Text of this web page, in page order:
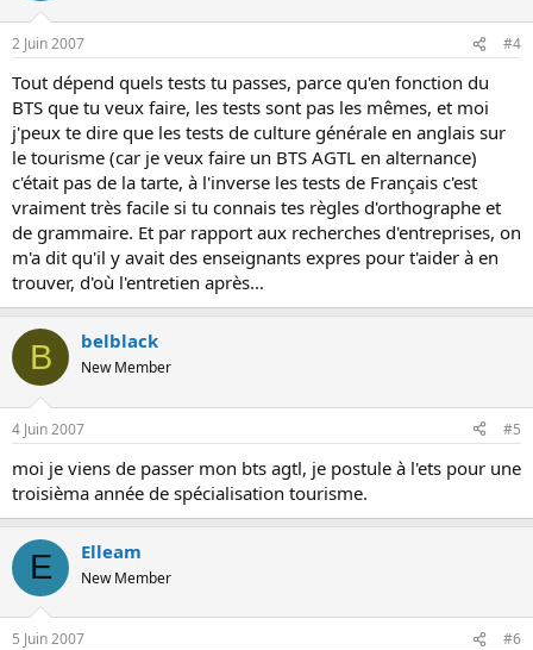
2 Juin 2007 #4
Tout dépend quels tests tu passes, parce qu'en fonction du
BTS que tu veux faire, les tests sont pas les mêmes, et moi
j'peux te dire que les tests de culture générale en anglais sur
le tourisme (car je veux faire un BTS AGTL en alternance)
c'était pas de la tarte, à l'inverse les tests de Français c'est
vraiment très facile si tu connais tes règles d'orthographe et
de grammaire. Et par rapport aux recherches d'entreprises, on
m'a dit qu'il y avait des enseignants expres pour t'aider à en
trouver, d'où l'entretien après...
B belblack
New Member
4 Juin 2007 #5
moi je viens de passer mon bts agtl, je postule à l'ets pour une
troisièma année de spécialisation tourisme.
E Elleam
New Member
5 Juin 2007 #6